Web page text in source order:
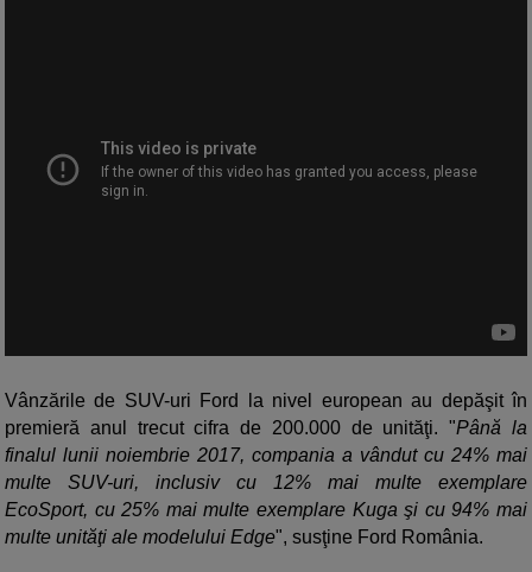
Vânzările de SUV-uri Ford la nivel european au depăşit în
premieră anul trecut cifra de 200.000 de unităţi. "Până la
finalul lunii noiembrie 2017, compania a vândut cu 24% mai
multe SUV-uri, inclusiv cu 12% mai multe exemplare
EcoSport, cu 25% mai multe exemplare Kuga şi cu 94% mai
multe unităţi ale modelului Edge", susţine Ford România.